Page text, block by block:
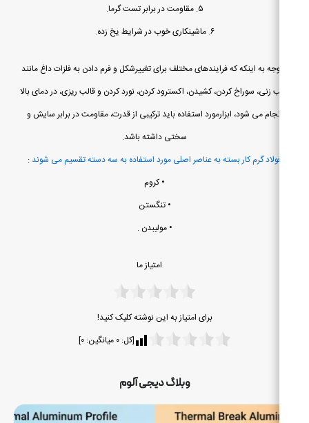
به اینکه که فرایندهای مختلف برای تغییرشکل و فرم دادن به فلزات داغ مانند
زنی، سوراخ کردن، کشیدن، اکسترود کردن، نورد کردن و قالب ریزی، در دمای بالا
می شود، ابزارمورد استفاده باید ترکیبی از قدرت، مقاومت در برابر سایش و
سختی داشته باشد.
گرم کار بسته به عناصر اصلی مورد استفاده به سه دسته تقسیم می شوند:
• تنگستن
• مولیبدن .
برای امتیاز به این نوشته کلیک کنید!
[کل:
میانگین:۰]
وبلاگ دیجی آلوم